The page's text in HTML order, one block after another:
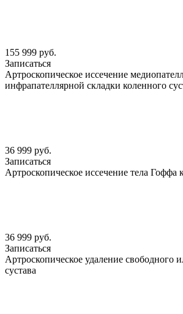
155 999 руб.
Записаться
Артроскопическое иссечение
инфрапателлярной складки коленного
36 999 руб.
Записаться
Артроскопическое иссечение тела Гоффа
36 999 руб.
Записаться
Артроскопическое удаление свободного
сустава